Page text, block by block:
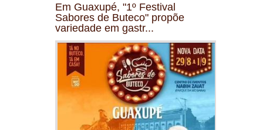
Em Guaxupé, "1º Festival
Sabores de Buteco" propõe
variedade em gastr...